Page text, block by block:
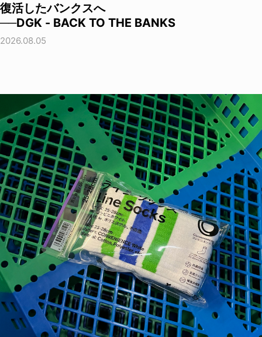
復活したバンクスへ
──DGK - BACK TO THE BANKS
2026.08.05